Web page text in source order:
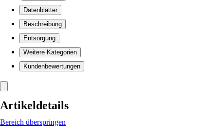
Datenblätter
Beschreibung
Entsorgung
Weitere Kategorien
Kundenbewertungen
Artikeldetails
Bereich überspringen